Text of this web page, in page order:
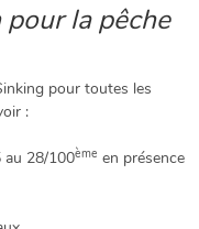
la pêche
pour toutes les
:
au 28/100ème en présence